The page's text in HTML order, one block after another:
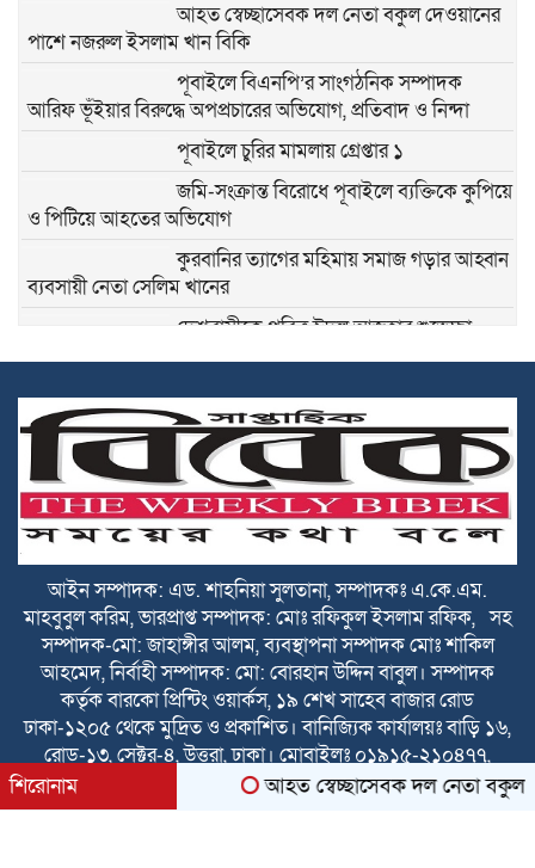
আহত স্বেচ্ছাসেবক দল নেতা বকুল দেওয়ানের
পাশে নজরুল ইসলাম খান বিকি
পূবাইলে বিএনপি’র সাংগঠনিক সম্পাদক
আরিফ ভূঁইয়ার বিরুদ্ধে অপপ্রচারের অভিযোগ, প্রতিবাদ ও নিন্দা
পূবাইলে চুরির মামলায় গ্রেপ্তার ১
জমি-সংক্রান্ত বিরোধে পূবাইলে ব্যক্তিকে কুপিয়ে
ও পিটিয়ে আহতের অভিযোগ
কুরবানির ত্যাগের মহিমায় সমাজ গড়ার আহ্বান
ব্যবসায়ী নেতা সেলিম খানের
দেশবাসীকে পবিত্র ঈদুল আজহার শুভেচ্ছা
জানালেন আবু সাঈদ সরকার
পূবাইলবাসীকে ঈদুল আজহার শুভেচ্ছা
জানালেন বিএনপি নেতা রাশেদ মোল্লা
পূবাইলবাসীকে পবিত্র ঈদুল আজহার শুভেচ্ছা
জানালেন আরিফ হোসেন ভূইয়া
পবিত্র ঈদুল আজহায় পূবাইলবাসীকে আন্তরিক
শুভেচ্ছা জানালেন পূবাইল থানা যুবদলের যুগ্ম
আহ্বায়ক সোহেল খান
ঈদুল আজহা উপলক্ষে দেশবাসীকে শুভেচ্ছা
জানালেন লতা গ্রুপ অব কোম্পানির চেয়ারম্যান
আইউব আলী ফাহিম
আইন সম্পাদক: এড. শাহনিয়া সুলতানা, সম্পাদকঃ এ.কে.এম.
মাহবুবুল করিম, ভারপ্রাপ্ত সম্পাদক: মোঃ রফিকুল ইসলাম রফিক, সহ
সম্পাদক-মো: জাহাঙ্গীর আলম, ব্যবস্থাপনা সম্পাদক মোঃ শাকিল
আহমেদ, নির্বাহী সম্পাদক: মো: বোরহান উদ্দিন বাবুল। সম্পাদক
কর্তৃক বারকো প্রিন্টিং ওয়ার্কস, ১৯ শেখ সাহেব বাজার রোড
ঢাকা-১২০৫ থেকে মুদ্রিত ও প্রকাশিত। বানিজ্যিক কার্যালয়ঃ বাড়ি ১৬,
রোড-১৩, সেক্টর-৪, উত্তরা, ঢাকা। মোবাইলঃ ০১৯১৫-২১০৪৭৭,
০১৬১৫-২১০৪৭৭।
শিরোনাম আহত স্বেচ্ছাসেবক দল নেতা বকুল